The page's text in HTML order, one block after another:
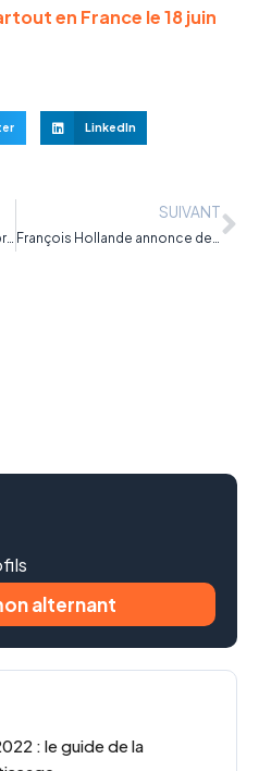
en France le 18 juin
LinkedIn
ApprentiScènes 2015 : les apprentis font leur théâtre
SUIVANT
François Hollande annonce de nouvelles mesures en faveur de l’apprentissage
alternant
: le guide de la